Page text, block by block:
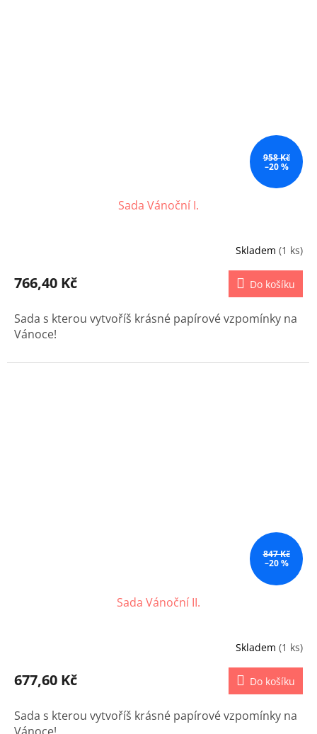
958 Kč
–20 %
Sada Vánoční I.
Skladem (1 ks)
766,40 Kč Do košíku
Sada s kterou vytvoříš krásné papírové vzpomínky na
Vánoce!
847 Kč
–20 %
Sada Vánoční II.
Skladem (1 ks)
677,60 Kč Do košíku
Sada s kterou vytvoříš krásné papírové vzpomínky na